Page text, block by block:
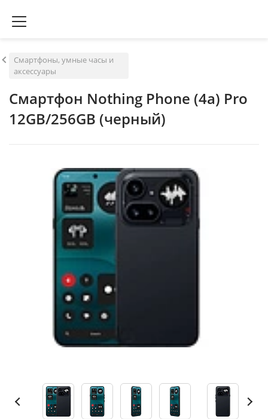
Смартфоны, умные часы и
аксессуары
Смартфон Nothing Phone (4a) Pro
12GB/256GB (черный)